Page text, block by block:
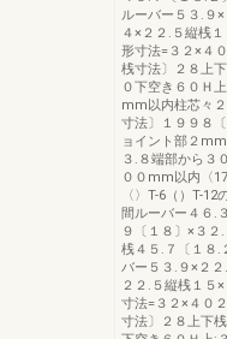
ルーバー５３.９
４×２２.５縦桟
形寸法=３２×４
桟寸法〕２８上
０下空き６０Ｈ
mm以内柱芯々
寸法〕１９９８
ョイント部２
３.８端部から３
００mm以内〈
〈〉T-6（）T-
間ルーバー４６.
９〔１８〕×３
桟４５.７〔１８.
バー５３.９×２
２２.５縦桟１５
寸法=３２×４０
寸法〕２８上下